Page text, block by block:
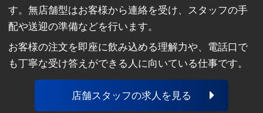
す。無店舗型はお客様から連絡を受け、スタッフの手
配や送迎の準備などを行います。
お客様の注文を即座に飲み込める理解力や、電話口で
も丁寧な受け答えができる人に向いている仕事です。
店舗スタッフの求人を見る